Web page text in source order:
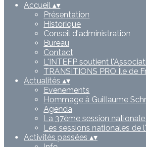
Accueil ▴▾
Présentation
Historique
Conseil d'administration
Bureau
Contact
L'INTEFP soutient
TRANSITIONS PRO Île de
Actualités ▴▾
Evenements
Hommage à Guillaume
Agenda
La 37ème session
Les sessions nationales de
Activités passées ▴▾